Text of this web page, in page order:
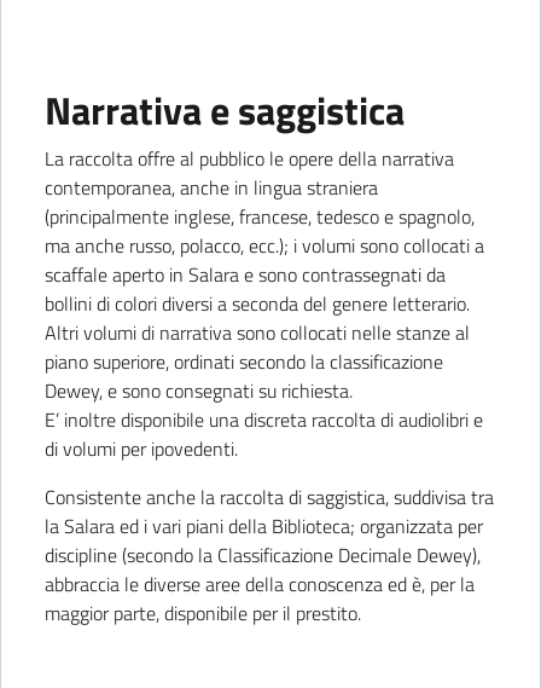
Narrativa e saggistica
La raccolta offre al pubblico le opere della narrativa
contemporanea, anche in lingua straniera
(principalmente inglese, francese, tedesco e spagnolo,
ma anche russo, polacco, ecc.); i volumi sono collocati a
scaffale aperto in Salara e sono contrassegnati da
bollini di colori diversi a seconda del genere letterario.
Altri volumi di narrativa sono collocati nelle stanze al
piano superiore, ordinati secondo la classificazione
Dewey, e sono consegnati su richiesta.
E’ inoltre disponibile una discreta raccolta di audiolibri e
di volumi per ipovedenti.
Consistente anche la raccolta di saggistica, suddivisa tra
la Salara ed i vari piani della Biblioteca; organizzata per
discipline (secondo la Classificazione Decimale Dewey),
abbraccia le diverse aree della conoscenza ed è, per la
maggior parte, disponibile per il prestito.